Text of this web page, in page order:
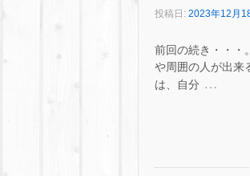
投稿日: 2023年12月
前回の続き・・・
や周囲の人が出来
は、自分 …